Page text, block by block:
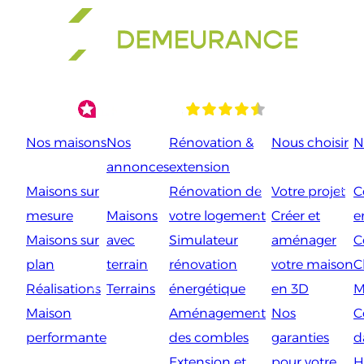
Nos maisons
Maisons sur
mesure
Maisons sur
plan
Réalisations
Maison
performante
Nos
annonces
Maisons
avec
terrain
Terrains
Rénovation &
extension
Rénovation de
votre logement
Simulateur
rénovation
énergétique
Aménagement
des combles
Nous choisir
Votre projet
Créer et
aménager
votre maison
en 3D
Nos
garanties